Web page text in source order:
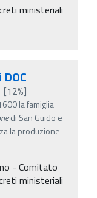
ministeriali
[12%]
la famiglia
di San Guido e
la produzione
- Comitato
ministeriali